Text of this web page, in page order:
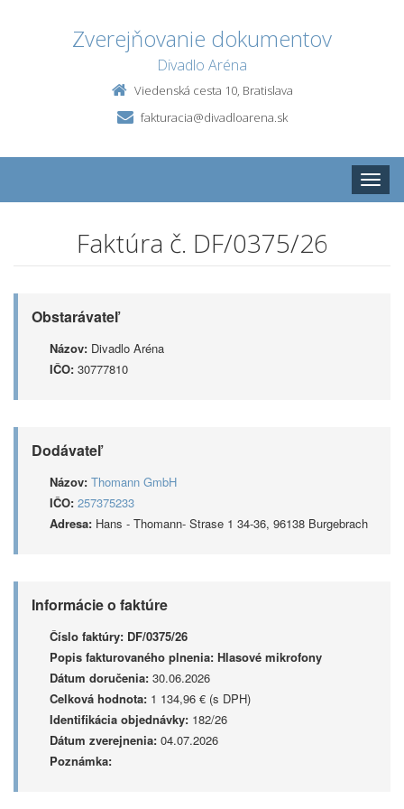
Zverejňovanie dokumentov
Divadlo Aréna
Viedenská cesta 10, Bratislava
fakturacia@divadloarena.sk
Toggle
Faktúra č. DF/0375/26
Obstarávateľ
Názov: Divadlo Aréna
IČO: 30777810
Dodávateľ
Názov: Thomann GmbH
IČO: 257375233
Adresa: Hans - Thomann- Strase 1 34-36, 96138 Burgebrach
Informácie o faktúre
Číslo faktúry: DF/0375/26
Popis fakturovaného plnenia: Hlasové mikrofony
Dátum doručenia: 30.06.2026
Celková hodnota: 1 134,96 € (s DPH)
Identifikácia objednávky: 182/26
Dátum zverejnenia: 04.07.2026
Poznámka: